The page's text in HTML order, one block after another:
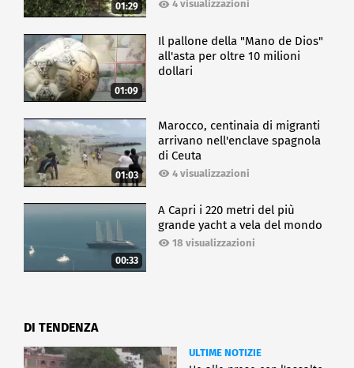
01:29 4 visualizzazioni
01:09
Il pallone della "Mano de Dios"
all'asta per oltre 10 milioni
dollari
01:03
Marocco, centinaia di migranti
arrivano nell'enclave spagnola
di Ceuta
4 visualizzazioni
00:33
A Capri i 220 metri del più
grande yacht a vela del mondo
18 visualizzazioni
DI TENDENZA
ULTIME NOTIZIE